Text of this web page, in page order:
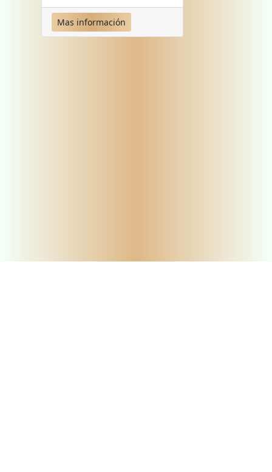
Mas información